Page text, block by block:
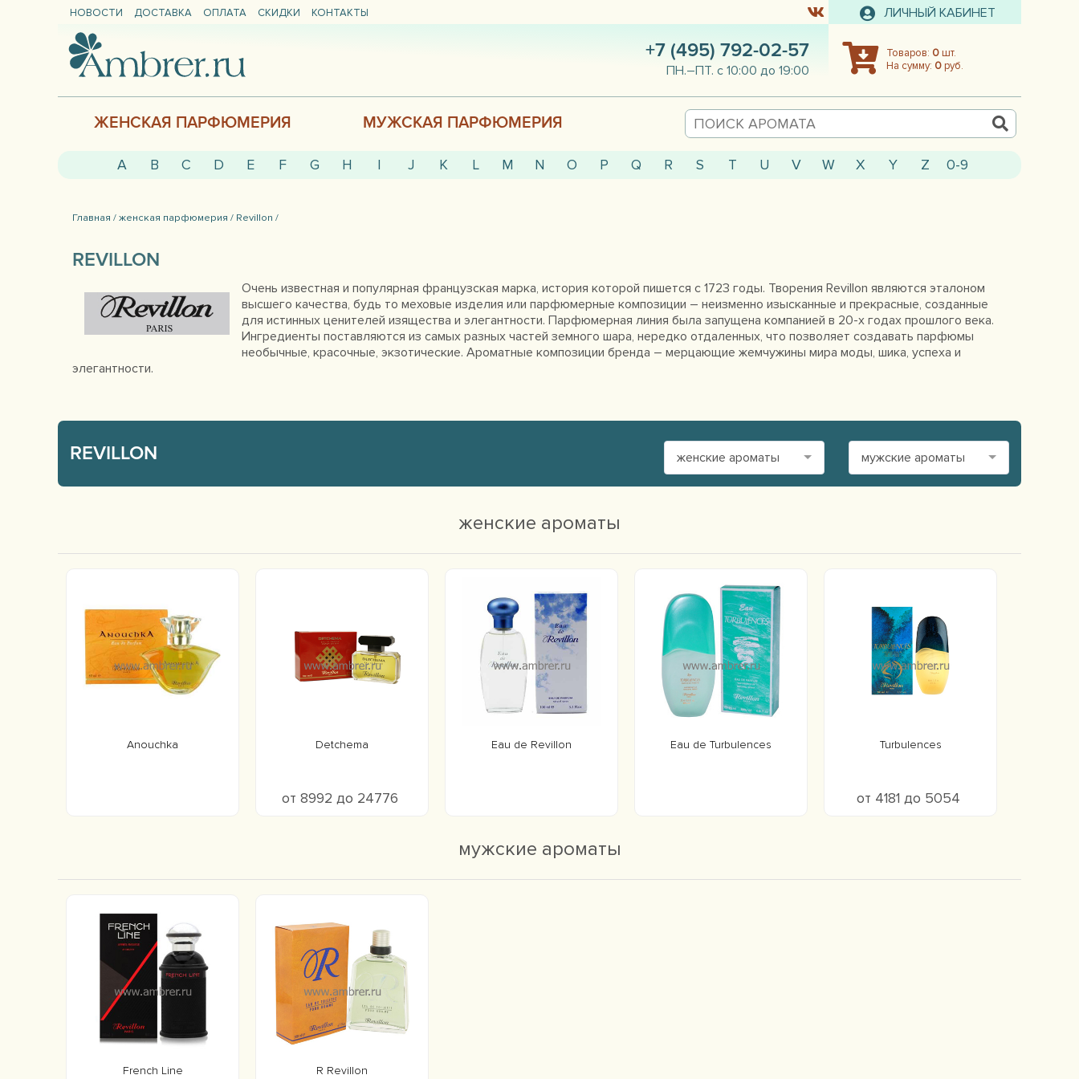
НОВОСТИ ДОСТАВКА ОПЛАТА СКИДКИ КОНТАКТЫ ЛИЧНЫЙ КАБИНЕТ
Товаров: 0шт.
На сумму: 0руб.
+7 (495) 792-02-57
ПН.–ПТ. с 10:00 до 19:00
ЖЕНСКАЯ ПАРФЮМЕРИЯ МУЖСКАЯ ПАРФЮМЕРИЯ
A B C D E F G H I J K L M N O P Q R S T U V W X Y Z 0-9
Главная /женская парфюмерия / Revillon /
REVILLON
Очень известная и популярная французская марка, история которой пишется с 1723 годы. Творения Revillon являются эталоном
высшего качества, будь то меховые изделия или парфюмерные композиции – неизменно изысканные и прекрасные, созданные
для истинных ценителей изящества и элегантности. Парфюмерная линия была запущена компанией в 20-х годах прошлого века.
Ингредиенты поставляются из самых разных частей земного шара, нередко отдаленных, что позволяет создавать парфюмы
необычные, красочные, экзотические. Ароматные композиции бренда – мерцающие жемчужины мира моды, шика, успеха и
элегантности.
REVILLON мужские ароматы
женские ароматы
женские ароматы
Anouchka Detchema
от 8992 до 24776
Eau de Revillon Eau de Turbulences Turbulences
от 4181 до 5054
мужские ароматы
French Line R Revillon